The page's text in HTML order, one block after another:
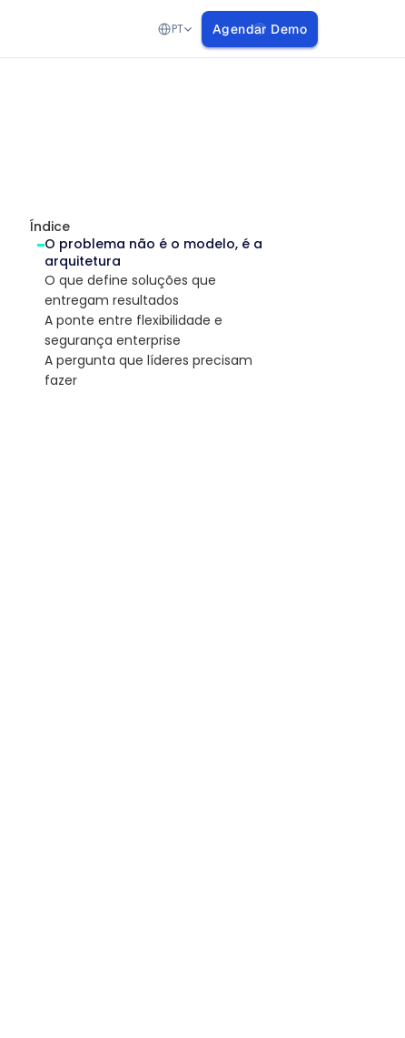
Select Language
PT Agendar Demo
Índice
O problema não é o modelo, é a
arquitetura
O que define soluções que
entregam resultados
A ponte entre flexibilidade e
segurança enterprise
A pergunta que líderes precisam
fazer